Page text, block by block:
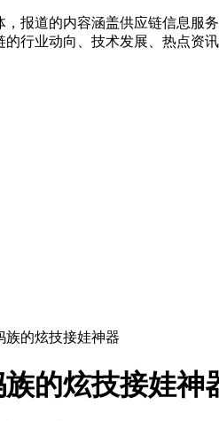
报道的内容涵盖供应链信息
行业动向、技术发展、热点
族的炫技接娃神器
的炫技接娃神